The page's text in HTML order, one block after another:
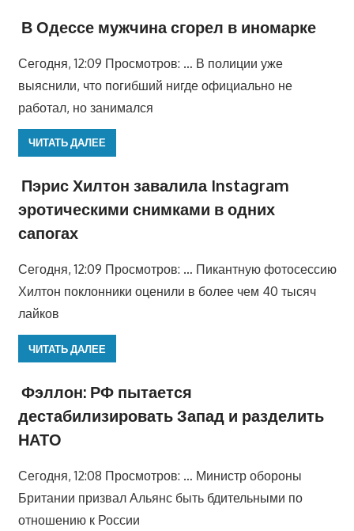
В Одессе мужчина сгорел в иномарке
Сегодня, 12:09 Просмотров: … В полиции уже
выяснили, что погибший нигде официально не
работал, но занимался
ЧИТАТЬ ДАЛЕЕ
Пэрис Хилтон завалила Instagram
эротическими снимками в одних
сапогах
Сегодня, 12:09 Просмотров: … Пикантную фотосессию
Хилтон поклонники оценили в более чем 40 тысяч
лайков
ЧИТАТЬ ДАЛЕЕ
Фэллон: РФ пытается
дестабилизировать Запад и разделить
НАТО
Сегодня, 12:08 Просмотров: … Министр обороны
Британии призвал Альянс быть бдительными по
отношению к России